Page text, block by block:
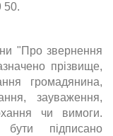
50.
"Про звернення
прізвище,
громадянина,
зауваження,
чи вимоги.
підписано